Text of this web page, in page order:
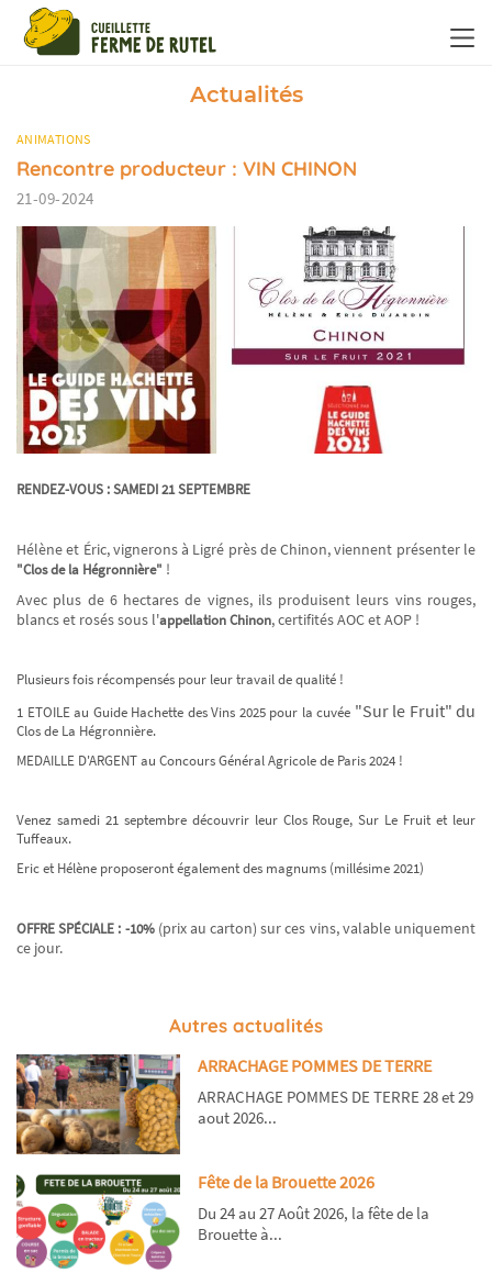
Actualités
ANIMATIONS
Rencontre producteur : VIN CHINON
21-09-2024
RENDEZ-VOUS : SAMEDI 21 SEPTEMBRE
Hélène et Éric, vignerons à Ligré près de Chinon, viennent présenter le
"Clos de la Hégronnière" !
Avec plus de 6 hectares de vignes, ils produisent leurs vins rouges,
blancs et rosés sous l'appellation Chinon, certifités AOC et AOP !
Plusieurs fois récompensés pour leur travail de qualité !
1 ETOILE au Guide Hachette des Vins 2025 pour la cuvée "Sur le Fruit" du
Clos de La Hégronnière.
MEDAILLE D'ARGENT au Concours Général Agricole de Paris 2024 !
Venez samedi 21 septembre découvrir leur Clos Rouge, Sur Le Fruit et leur
Tuffeaux.
Eric et Hélène proposeront également des magnums (millésime 2021)
OFFRE SPÉCIALE : -10%(prix au carton) sur ces vins, valable uniquement
ce jour.
Autres actualités
ARRACHAGE POMMES DE TERRE
ARRACHAGE POMMES DE TERRE 28 et 29
aout 2026...
Fête de la Brouette 2026
Du 24 au 27 Août 2026, la fête de la
Brouette à...
Panneau de gestion des cookies